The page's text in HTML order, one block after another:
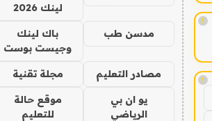
!
!
لينك 2026
مدسن طب
باك لينك
وجيست بوست
مصادر التعليم مجلة تقنية
يو ان بي
الرياضي
موقع حالة
للتعليم